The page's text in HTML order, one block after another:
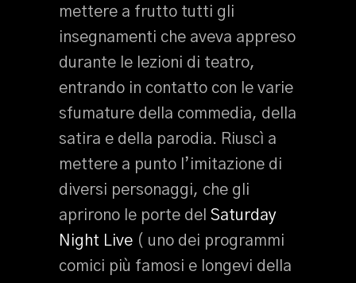
mettere a frutto tutti gli
insegnamenti che aveva appreso
durante le lezioni di teatro,
entrando in contatto con le varie
sfumature della commedia, della
satira e della parodia. Riuscì a
mettere a punto l’imitazione di
diversi personaggi, che gli
aprirono le porte del Saturday
Night Live ( uno dei programmi
comici più famosi e longevi della